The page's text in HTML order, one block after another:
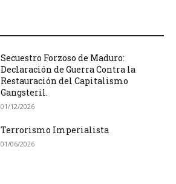
Secuestro Forzoso de Maduro:
Declaración de Guerra Contra la
Restauración del Capitalismo
Gangsteril.
01/12/2026
Terrorismo Imperialista
01/06/2026